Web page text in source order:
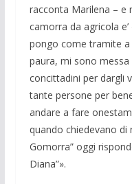
racconta Marilena – e
camorra da agrico­la
pongo come tramite
paura, mi sono
concittadini per dargli
tante persone per
andare a fare
quando chiedeva­no di
Gomorra” oggi
Diana”».